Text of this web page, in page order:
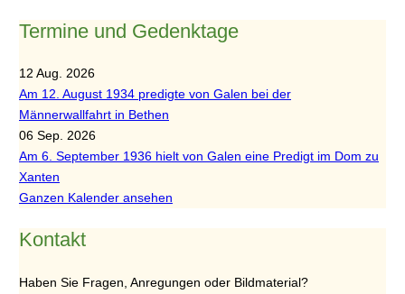
Termine und Gedenktage
12 Aug. 2026
Am 12. August 1934 predigte von Galen bei der
Männerwallfahrt in Bethen
06 Sep. 2026
Am 6. September 1936 hielt von Galen eine Predigt im Dom zu
Xanten
Ganzen Kalender ansehen
Kontakt
Haben Sie Fragen, Anregungen oder Bildmaterial?